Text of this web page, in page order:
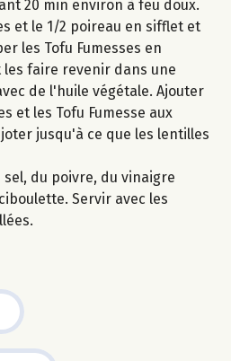
20 min environ à feu doux.
et le 1/2 poireau en sifflet et
les Tofu Fumesses en
faire revenir dans une
de l'huile végétale. Ajouter
et les Tofu Fumesse aux
jusqu'à ce que les lentilles
du poivre, du vinaigre
Servir avec les